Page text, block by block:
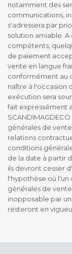
notamment des
communications,
s'adressera par
solution amiable.
compétents,
de paiement
vente en langue
conformément au
naître à l'occasion
exécution sera
fait expressément
générales de
relations
conditions
de la date à partir
ils devront cesser
l'hypothèse où
générales de
inopposable par
resteront en